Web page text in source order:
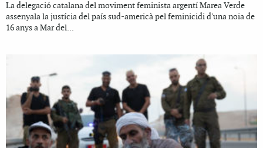
La delegació catalana del moviment feminista argentí Marea Verde
assenyala la justícia del país sud-americà pel feminicidi d'una noia de
16 anys a Mar del...